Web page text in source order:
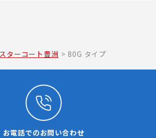
スターコート豊洲 > 80G タイプ
お電話でのお問い合わせ